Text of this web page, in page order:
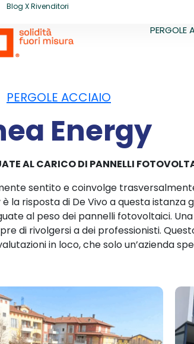
Blog X Rivenditori
PERGOLE
PERGOLE ACCIAIO
Energy
AL CARICO DI PANNELLI
sentito e coinvolge
la risposta di De Vivo a questa istanza
al peso dei pannelli fotovoltaici.
di rivolgersi a dei professionisti.
in loco, che solo un’azienda